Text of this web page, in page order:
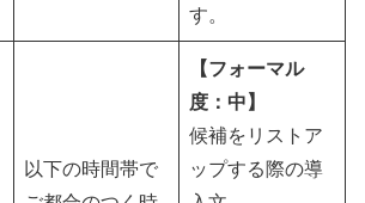
す。
以下の時間帯で
【フォーマル
度：中】
候補をリストア
ップする際の導